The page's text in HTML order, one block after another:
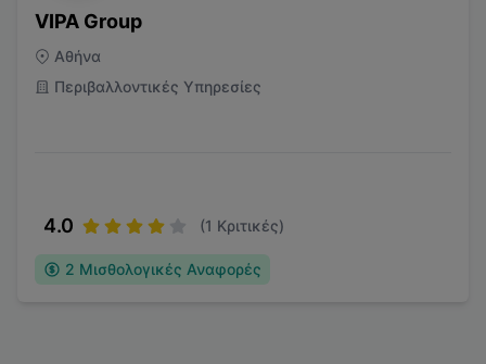
VIPA Group
Αθήνα
Περιβαλλοντικές Υπηρεσίες
4.0 (1 Κριτικές)
2 Μισθολογικές Αναφορές